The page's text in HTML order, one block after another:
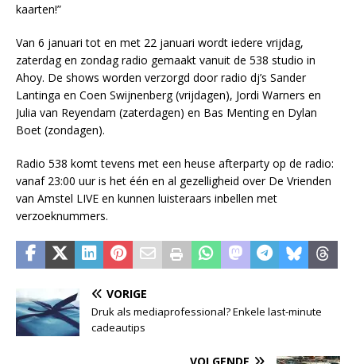
kaarten!”
Van 6 januari tot en met 22 januari wordt iedere vrijdag,
zaterdag en zondag radio gemaakt vanuit de 538 studio in
Ahoy. De shows worden verzorgd door radio dj’s Sander
Lantinga en Coen Swijnenberg (vrijdagen), Jordi Warners en
Julia van Reyendam (zaterdagen) en Bas Menting en Dylan
Boet (zondagen).
Radio 538 komt tevens met een heuse afterparty op de radio:
vanaf 23:00 uur is het één en al gezelligheid over De Vrienden
van Amstel LIVE en kunnen luisteraars inbellen met
verzoeknummers.
VORIGE
Druk als mediaprofessional? Enkele last-minute
cadeautips